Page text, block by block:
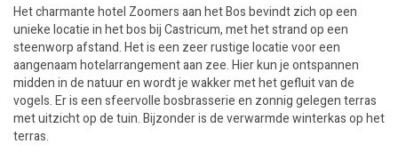
Het charmante hotel Zoomers aan het Bos bevindt zich op een
unieke locatie in het bos bij Castricum, met het strand op een
steenworp afstand. Het is een zeer rustige locatie voor een
aangenaam hotelarrangement aan zee. Hier kun je ontspannen
midden in de natuur en wordt je wakker met het gefluit van de
vogels. Er is een sfeervolle bosbrasserie en zonnig gelegen terras
met uitzicht op de tuin. Bijzonder is de verwarmde winterkas op het
terras.